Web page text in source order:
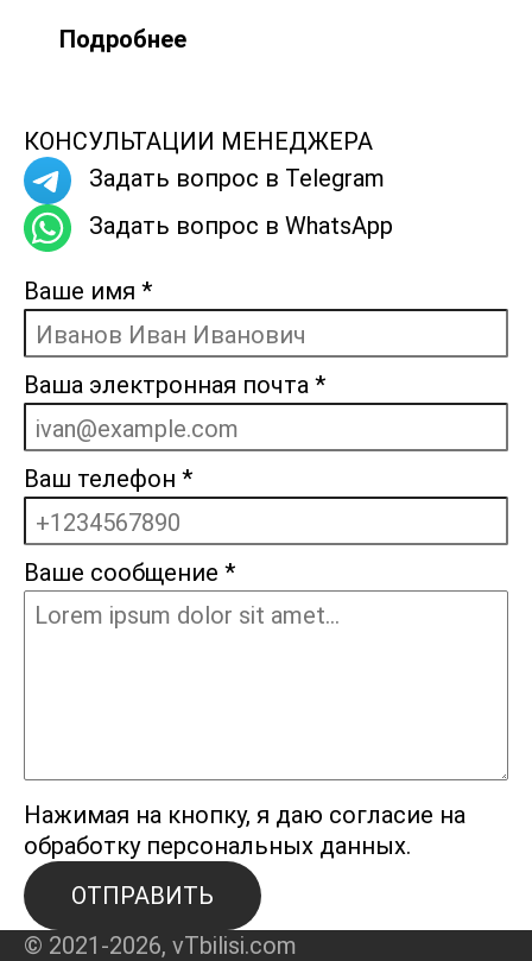
Подробнее
КОНСУЛЬТАЦИИ МЕНЕДЖЕРА
Задать вопрос в Telegram
Задать вопрос в WhatsApp
Ваше имя *
Ваша электронная почта *
Ваш телефон *
Ваше сообщение *
Нажимая на кнопку, я даю согласие на
обработку персональных данных.
ОТПРАВИТЬ
© 2021-2026, vTbilisi.com